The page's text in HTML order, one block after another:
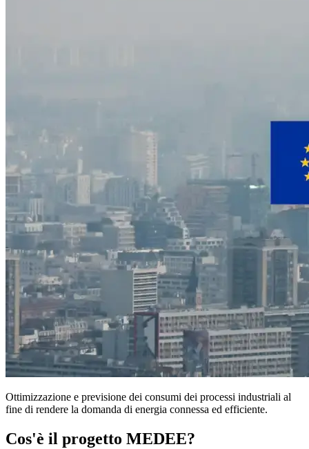
Ottimizzazione e previsione dei consumi dei processi industriali al
fine di rendere la domanda di energia connessa ed efficiente.
Cos'è il progetto MEDEE?